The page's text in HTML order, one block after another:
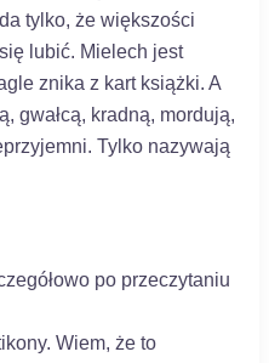
tylko, że większości
lubić. Mielech jest
znika z kart książki. A
gwałcą, kradną, mordują,
Tylko nazywają
po przeczytaniu
Wiem, że to